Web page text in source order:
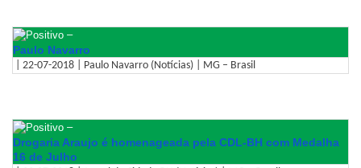
–
Paulo Navarro
| 22-07-2018 | Paulo Navarro (Notícias) | MG – Brasil
–
Drogaria Araujo é homenageada pela CDL-BH com Medalha
16 de Julho